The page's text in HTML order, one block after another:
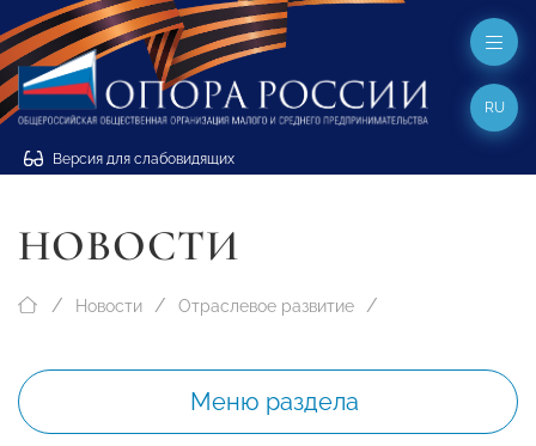
Версия для слабовидящих
RU
НОВОСТИ
Новости Отраслевое развитие
Меню раздела